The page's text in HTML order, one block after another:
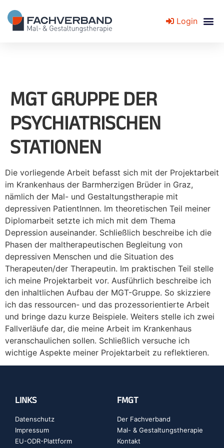
Login
MGT GRUPPE DER
PSYCHIATRISCHEN
STATIONEN
Die vorliegende Arbeit befasst sich mit der Projektarbeit
im Krankenhaus der Barmherzigen Brüder in Graz,
nämlich der Mal- und Gestaltungstherapie mit
depressiven PatientInnen. Im theoretischen Teil meiner
Diplomarbeit setzte ich mich mit dem Thema
Depression auseinander. Schließlich beschreibe ich die
Phasen der maltherapeutischen Begleitung von
depressiven Menschen und die Situation des
Therapeuten/der Therapeutin. Im praktischen Teil stelle
ich meine Projektarbeit vor. Ausführlich beschreibe ich
den inhaltlichen Aufbau der MGT-Gruppe. So skizziere
ich das ressourcen- und das prozessorientierte Arbeit
und bringe dazu kurze Beispiele. Weiters stelle ich zwei
Fallverläufe dar, die meine Arbeit im Krankenhaus
veranschaulichen sollen. Schließlich versuche ich
wichtige Aspekte meiner Projektarbeit zu reflektieren.
LINKS
Datenschutz
Impressum
EU-ODR-Plattform
FMGT
Der Fachverband
Mal- & Gestaltungstherapie
Kontakt